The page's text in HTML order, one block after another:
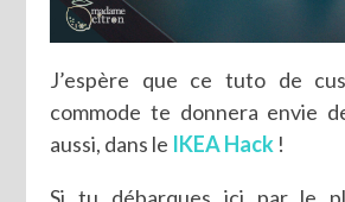
J’espère que ce tuto de
commode te donnera envie
aussi, dans le IKEA Hack !